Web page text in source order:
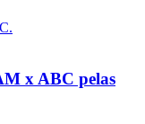
x ABC pelas